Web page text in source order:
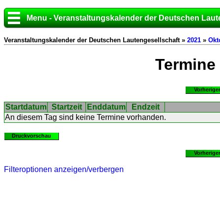
Menu - Veranstaltungskalender der Deutschen
Veranstaltungskalender der Deutschen Lautengesellschaft » 2021 »
Termine
Startdatum Startzeit Enddatum
Endzeit
An diesem Tag sind keine Termine vorhanden.
Druckvorschau
Filteroptionen anzeigen/verbergen